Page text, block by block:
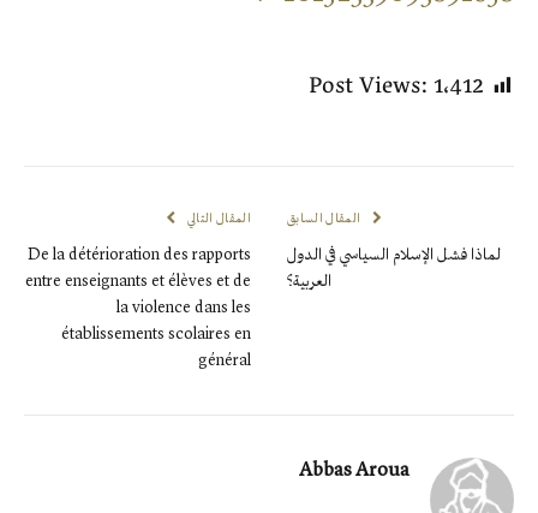
Post Views:1٬412
المقال السابق
لماذا فشل الإسلام السياسي في الدول
العربية؟
المقال التالي
De la détérioration des rapports
entre enseignants et élèves et de
la violence dans les
établissements scolaires en
général
Abbas Aroua